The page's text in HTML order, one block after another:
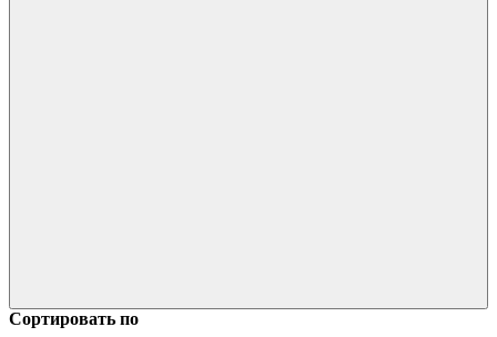
Сортировать по